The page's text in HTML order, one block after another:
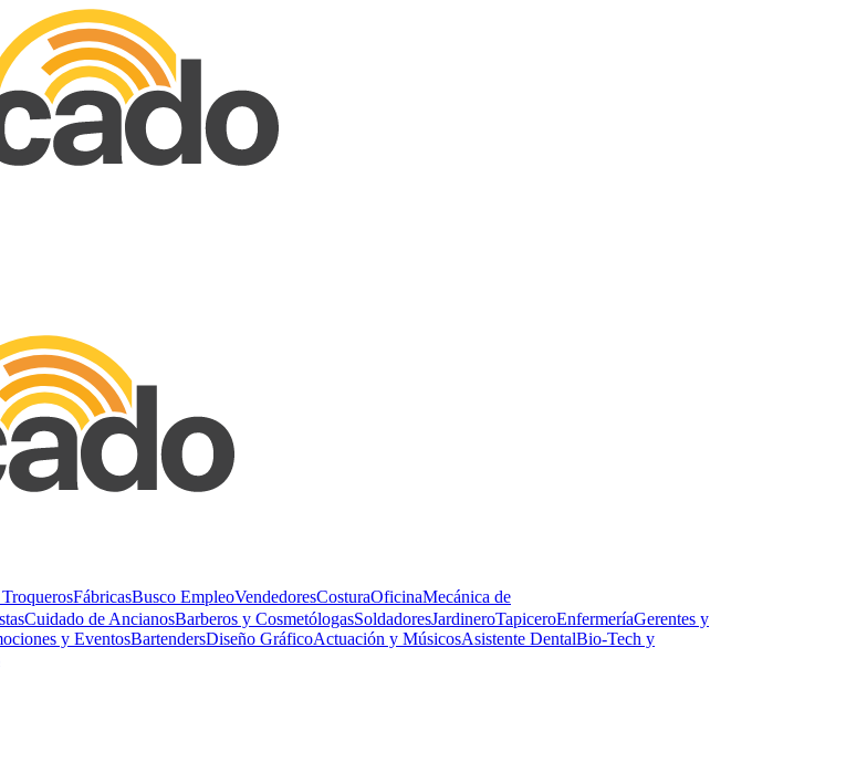
FábricasBusco EmpleoVendedoresCosturaOficinaMecánica de
Cuidado de AncianosBarberos y CosmetólogasSoldadoresJardineroTapiceroEnfermeríaGerentes y
y EventosBartendersDiseño GráficoActuación y MúsicosAsistente DentalBio-Tech y